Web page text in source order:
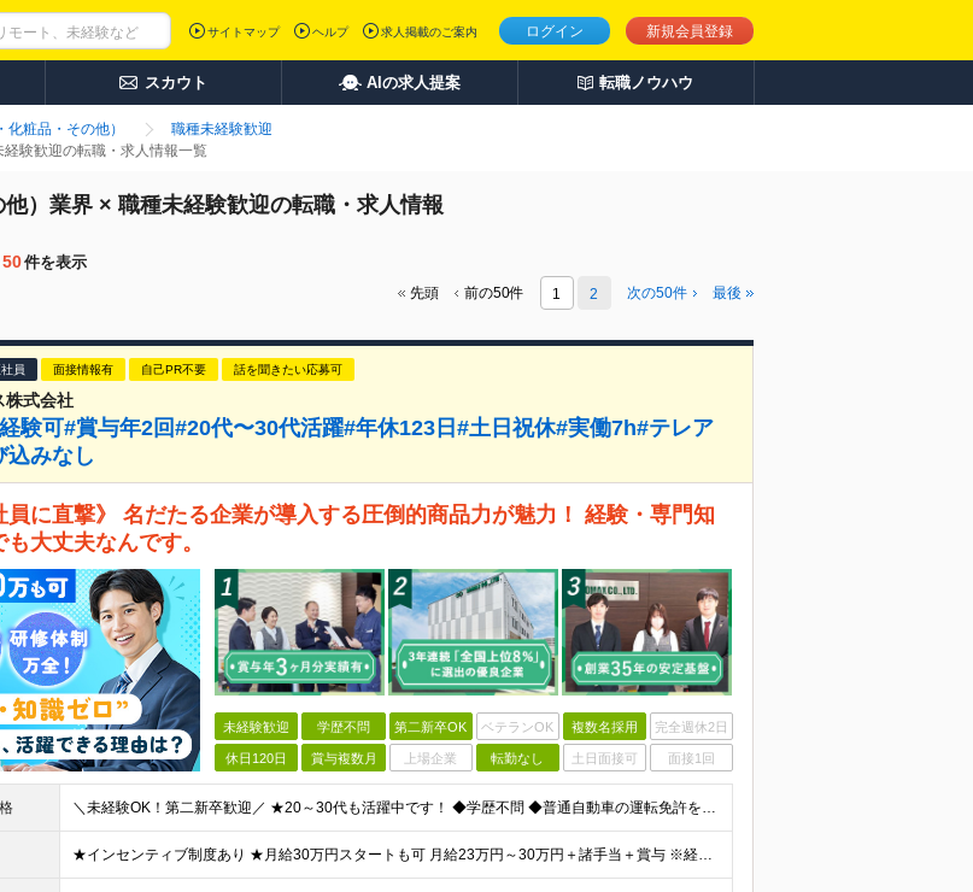
ログイン 新規会員登録
サイトマップ ヘルプ 求人掲載のご案内
スカウト AIの求人提案 転職ノウハウ
粧品・その他）
職種未経験歓迎
験歓迎の転職・求人情報一覧
）業界 × 職種未経験歓迎の転職・求人情報
件を表示
先頭 前の50件 1 2 次の50件 最後
員 面接情報有 自己PR不要 話を聞きたい応募可
株式会社
験可#賞与年2回#20代〜30代活躍#年休123日#土日祝休#実働7h#テレア
込みなし
員に直撃》 名だたる企業が導入する圧倒的商品力が魅力！ 経験・専門知
大丈夫なんです。
未経験歓迎 学歴不問 第二新卒OK ベテランOK 複数名採用 完全週休2日
休日120日 賞与複数月 上場企業 転勤なし 土日面接可 面接1回
＼未経験OK！第二新卒歓迎／ ★20～30代も活躍中です！ ◆学歴不問 ◆普通自動車の運転免許をお持ちの方（AT可） ＼未経験スタートでも安心！／ 業界トップクラスの実績と信頼を誇ることから お客
★インセンティブ制度あり ★月給30万円スタートも可 月給23万円～30万円＋諸手当＋賞与 ※経験・スキルを考慮の上、決定します ※試用期間6ヶ月間あり（期間中の条件に差異はありません） ※残業代